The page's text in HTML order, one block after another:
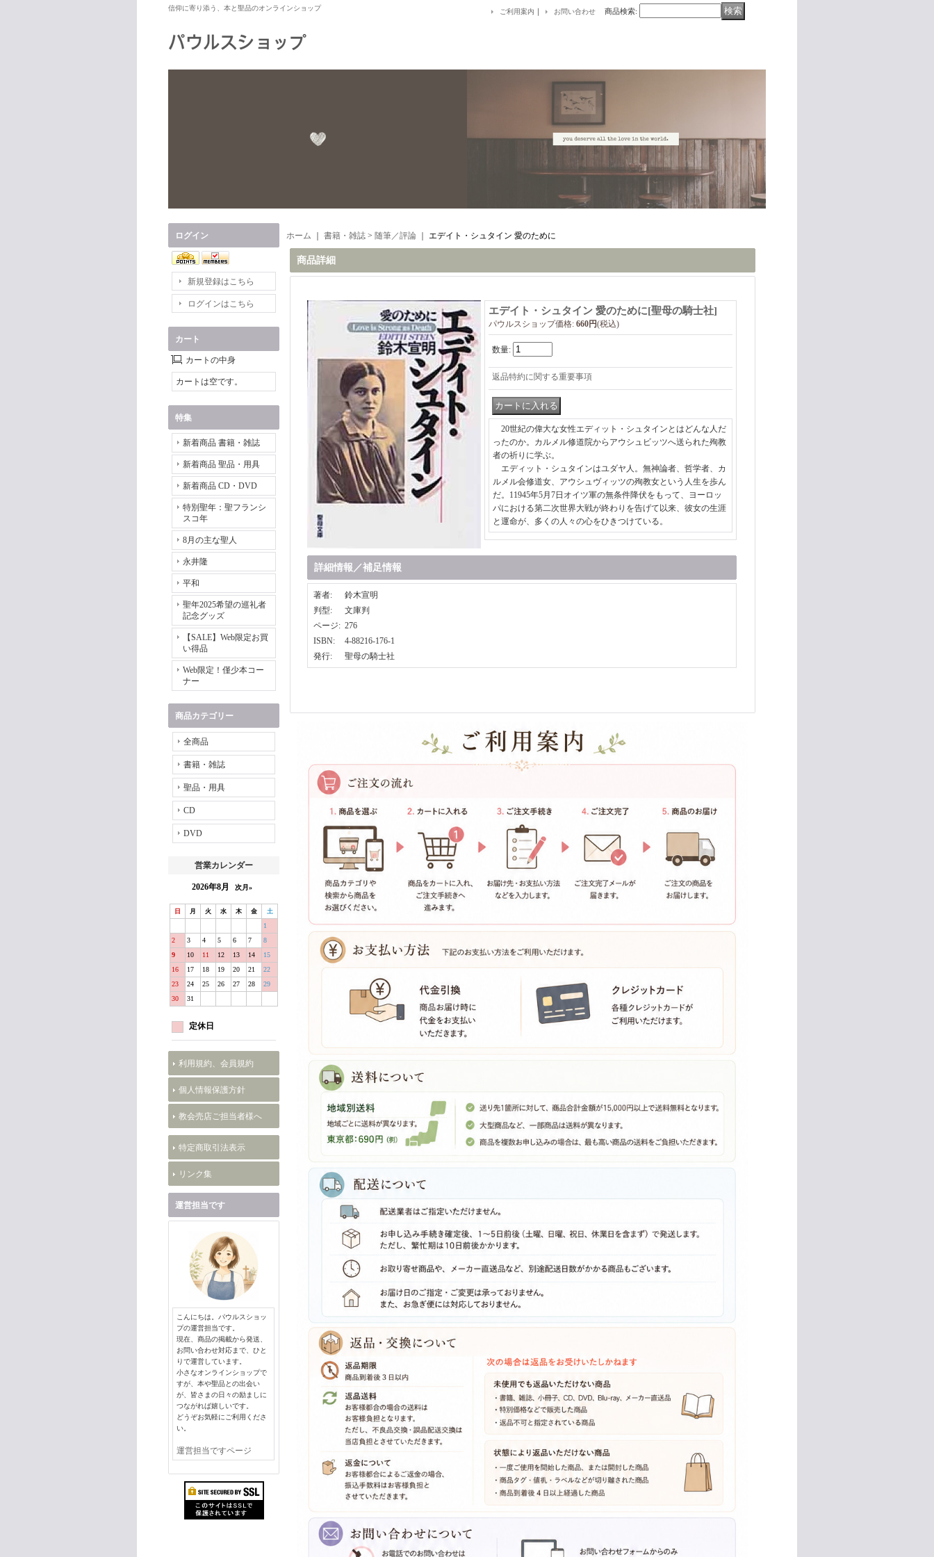
信仰に寄り添う、本と聖品のオンラインショップ ご利用案内 ｜ お問い合わせ 商品検索:
ログイン
新規登録はこちら
ログインはこちら
カート
カートの中身
カートは空です。
特集
新着商品 書籍・雑誌
新着商品 聖品・用具
新着商品 CD・DVD
特別聖年：聖フランシ
スコ年
8月の主な聖人
永井隆
平和
聖年2025希望の巡礼者
記念グッズ
【SALE】Web限定お買
い得品
Web限定！僅少本コー
ナー
商品カテゴリー
全商品
書籍・雑誌
聖品・用具
CD
DVD
営業カレンダー
2026年8月 次月»
日 月 火 水 木 金 土
1
2
3 4 5 6 7
8
9
10 11 12 13 14
15
16
17 18 19 20 21
22
23
24 25 26 27 28
29
30
31
定休日
利用規約、会員規約
個人情報保護方針
教会売店ご担当者様へ
特定商取引法表示
リンク集
運営担当です
こんにちは。パウルスショッ
プの運営担当です。
現在、商品の掲載から発送、
お問い合わせ対応まで、ひと
りで運営しています。
小さなオンラインショップで
すが、本や聖品との出会い
が、皆さまの日々の励ましに
つながれば嬉しいです。
どうぞお気軽にご利用くださ
い。
運営担当ですページ
ホーム 書籍・雑誌 > 随筆／評論 エデイト・シュタイン 愛のために
商品詳細
エデイト・シュタイン 愛のために[聖母の騎士社]
パウルスショップ価格: 660円(税込)
数量:
返品特約に関する重要事項
20世紀の偉大な女性エディット・シュタインとはどんな人だ
ったのか。カルメル修道院からアウシュビッツへ送られた殉教
者の祈りに学ぶ。
エディット・シュタインはユダヤ人。無神論者、哲学者、カ
ルメル会修道女、アウシュヴィッツの殉教女という人生を歩ん
だ。11945年5月7日オイツ軍の無条件降伏をもって、ヨーロッ
パにおける第二次世界大戦が終わりを告げて以来、彼女の生涯
と運命が、多くの人々の心をひきつけている。
詳細情報／補足情報
著者:
鈴木宣明
判型:
文庫判
ページ: 276
ISBN:
4-88216-176-1
発行: 聖母の騎士社